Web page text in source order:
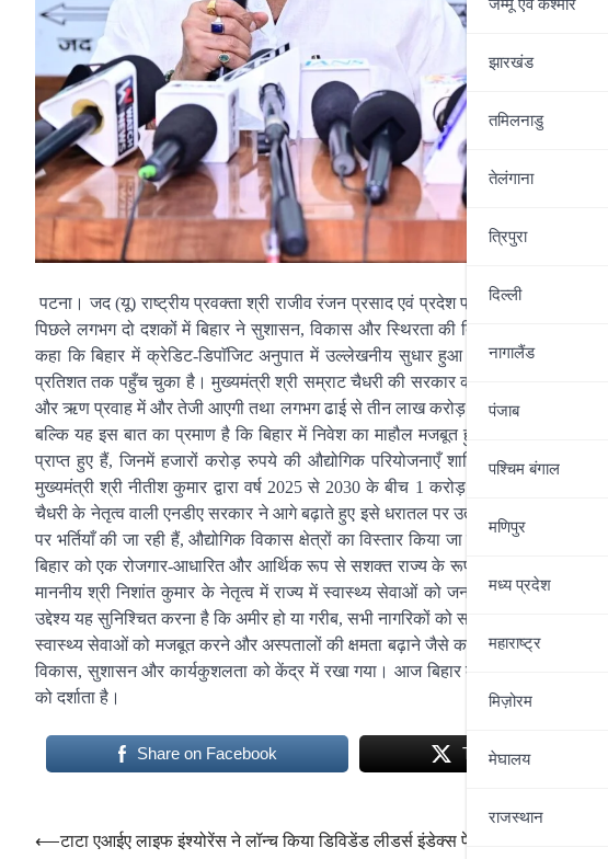
जम्‍मू एवं कश्‍मीर
झारखंड
तमिलनाडु
तेलंगाना
त्रिपुरा
दिल्‍ली
नागालैंड
पंजाब
पश्चिम बंगाल
मणिपुर
मध्‍य प्रदेश
महाराष्‍ट्र
मिज़ोरम
मेघालय
राजस्थान
पटना। जद (यू) राष्ट्रीय प्रवक्ता श्री राजीव रंजन प्रसाद एवं प्रदेश प्रवक्ता श्री नवल
पिछले लगभग दो दशकों में बिहार ने सुशासन, विकास और स्थिरता की दिशा में एक
कहा कि बिहार में क्रेडिट-डिपाॅजिट अनुपात में उल्लेखनीय सुधार हुआ है। साल 2005
प्रतिशत तक पहुँच चुका है। मुख्यमंत्री श्री सम्राट चैधरी की सरकार का लक्ष्य इसे और आगे
और ऋण प्रवाह में और तेजी आएगी तथा लगभग ढाई से तीन लाख करोड़ रुपये तक के अतिरिक्त
बल्कि यह इस बात का प्रमाण है कि बिहार में निवेश का माहौल मजबूत हुआ है और उद्योगों के
प्राप्त हुए हैं, जिनमें हजारों करोड़ रुपये की औद्योगिक परियोजनाएँ शामिल हैं। इससे
मुख्यमंत्री श्री नीतीश कुमार द्वारा वर्ष 2025 से 2030 के बीच 1 करोड़ युवाओं को नौकरी
चैधरी के नेतृत्व वाली एनडीए सरकार ने आगे बढ़ाते हुए इसे धरातल पर उतारने की दिशा में ठोस
पर भर्तियाँ की जा रही हैं, औद्योगिक विकास क्षेत्रों का विस्तार किया जा रहा है तथा
बिहार को एक रोजगार-आधारित और आर्थिक रूप से सशक्त राज्य के रूप में स्थापित करने में
माननीय श्री निशांत कुमार के नेतृत्व में राज्य में स्वास्थ्य सेवाओं को जनसुलभ, पारदर्शी और
उद्देश्य यह सुनिश्चित करना है कि अमीर हो या गरीब, सभी नागरिकों को समान और गुणवत्तापूर्ण
स्वास्थ्य सेवाओं को मजबूत करने और अस्पतालों की क्षमता बढ़ाने जैसे कई कदम उठाए जा रहे
विकास, सुशासन और कार्यकुशलता को केंद्र में रखा गया। आज बिहार की जनता काम और
को दर्शाता है।
Share on Facebook Tweet
Post
⟵टाटा एआईए लाइफ इंश्योरेंस ने लॉन्च किया डिविडेंड लीडर्स इंडेक्स पेंशन फंड
रेगाल